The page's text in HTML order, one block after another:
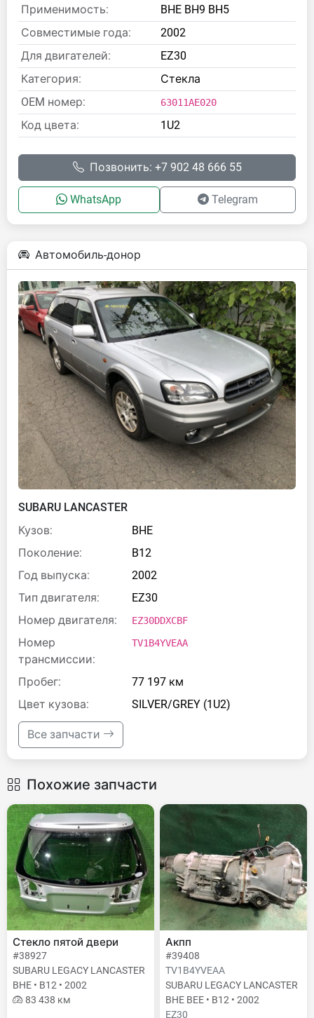
Применимость:
BHE BH9 BH5
Совместимые года:
2002
Для двигателей:
EZ30
Категория:
Стекла
OEM номер:
63011AE020
Код цвета: 1U2
Позвонить: +7 902 48 666 55
WhatsApp Telegram
Автомобиль-донор
SUBARU LANCASTER
Кузов:
BHE
Поколение:
B12
Год выпуска:
2002
Тип двигателя:
EZ30
Номер двигателя:
EZ30DDXCBF
Номер
трансмиссии:
TV1B4YVEAA
Пробег:
77 197 км
Цвет кузова:
SILVER/GREY (1U2)
Все запчасти
Похожие запчасти
Стекло пятой двери
#38927
SUBARU LEGACY LANCASTER
BHE • B12 • 2002
83 438 км
Акпп
#39408
TV1B4YVEAA
SUBARU LEGACY LANCASTER
BHE BEE • B12 • 2002
EZ30